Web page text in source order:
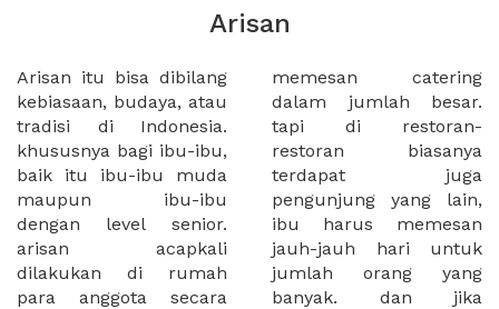
Arisan
Arisan itu bisa dibilang
kebiasaan, budaya, atau
tradisi di Indonesia.
khususnya bagi ibu-ibu,
baik itu ibu-ibu muda
maupun ibu-ibu
dengan level senior.
arisan acapkali
dilakukan di rumah
para anggota secara
memesan catering
dalam jumlah besar.
tapi di restoran-
restoran biasanya
terdapat juga
pengunjung yang lain,
ibu harus memesan
jauh-jauh hari untuk
jumlah orang yang
banyak. dan jika